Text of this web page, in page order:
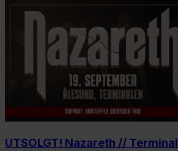
UTSOLGT! Nazareth //